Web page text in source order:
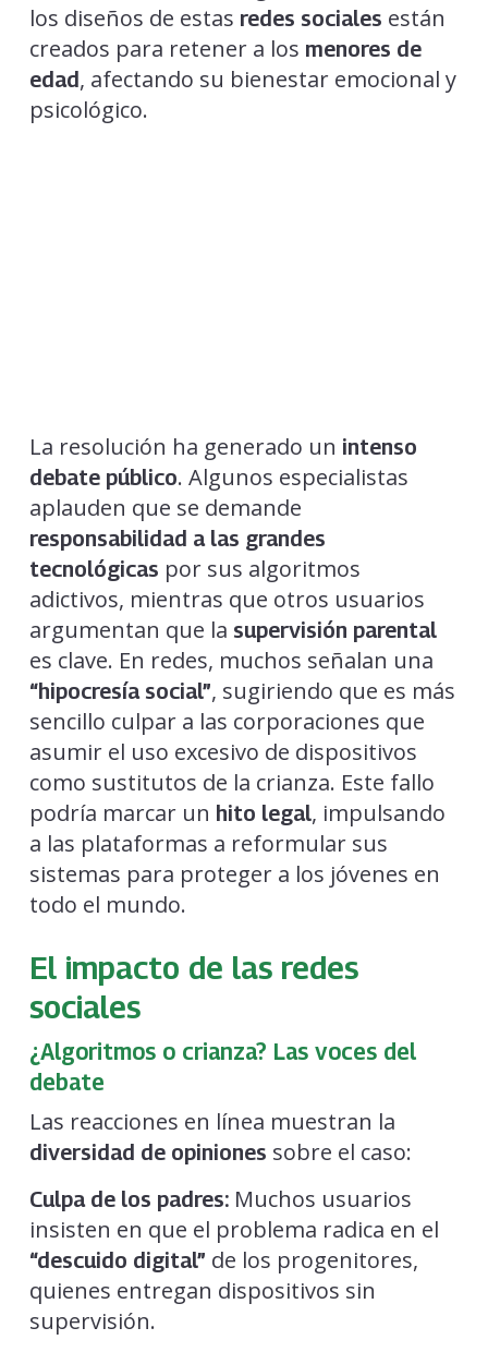
los diseños de estas redes sociales están
creados para retener a los menores de
edad, afectando su bienestar emocional y
psicológico.
La resolución ha generado un intenso
debate público. Algunos especialistas
aplauden que se demande
responsabilidad a las grandes
tecnológicas por sus algoritmos
adictivos, mientras que otros usuarios
argumentan que la supervisión parental
es clave. En redes, muchos señalan una
“hipocresía social”, sugiriendo que es más
sencillo culpar a las corporaciones que
asumir el uso excesivo de dispositivos
como sustitutos de la crianza. Este fallo
podría marcar un hito legal, impulsando
a las plataformas a reformular sus
sistemas para proteger a los jóvenes en
todo el mundo.
El impacto de las redes
sociales
¿Algoritmos o crianza? Las voces del
debate
Las reacciones en línea muestran la
diversidad de opiniones sobre el caso:
Culpa de los padres:Muchos usuarios
insisten en que el problema radica en el
“descuido digital” de los progenitores,
quienes entregan dispositivos sin
supervisión.